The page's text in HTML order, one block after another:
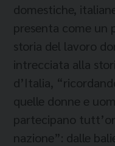
domestiche,
presenta come un
storia del lavoro
intrecciata alla
d’Italia,
quelle donne e
partecipano
nazione”: dalle